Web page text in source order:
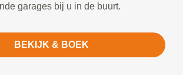
garages bij u in de buurt.
BEKIJK & BOEK